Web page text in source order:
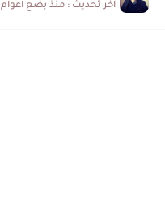
اخر تحديث : منذ بضع اعوام